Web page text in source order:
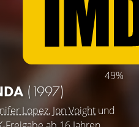
49%
(1997)
Lopez, Jon Voight und